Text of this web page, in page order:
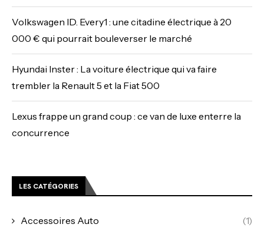
Volkswagen ID. Every1 : une citadine électrique à 20
000 € qui pourrait bouleverser le marché
Hyundai Inster : La voiture électrique qui va faire
trembler la Renault 5 et la Fiat 500
Lexus frappe un grand coup : ce van de luxe enterre la
concurrence
LES CATÉGORIES
Accessoires Auto (1)